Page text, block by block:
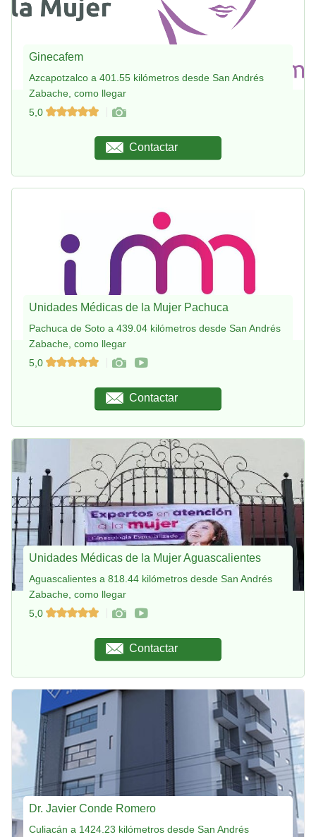
Ginecafem
Azcapotzalco a 401.55 kilómetros desde San Andrés
Zabache, como llegar
5,0
Contactar
Unidades Médicas de la Mujer Pachuca
Pachuca de Soto a 439.04 kilómetros desde San Andrés
Zabache, como llegar
5,0
Contactar
Unidades Médicas de la Mujer Aguascalientes
Aguascalientes a 818.44 kilómetros desde San Andrés
Zabache, como llegar
5,0
Contactar
Dr. Javier Conde Romero
Culiacán a 1424.23 kilómetros desde San Andrés